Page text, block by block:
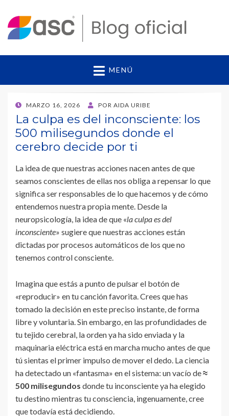
ASC – BLOG OFICIAL
Conoce cómo la Metodología ASC utiliza la
neuropsicología aplicada a la educación para
beneficios y cómo aplicarla.
MENÚ
PUBLICADO
EL
MARZO 16, 2026 POR AIDA URIBE
La culpa es del inconsciente: los
500 milisegundos donde el
cerebro decide por ti
La idea de que nuestras acciones nacen antes de que
seamos conscientes de ellas nos obliga a repensar lo que
significa ser responsables de lo que hacemos y de cómo
entendemos nuestra propia mente. Desde la
neuropsicología, la idea de que «la culpa es del
inconsciente» sugiere que nuestras acciones están
dictadas por procesos automáticos de los que no
tenemos control consciente.
Imagina que estás a punto de pulsar el botón de
«reproducir» en tu canción favorita. Crees que has
tomado la decisión en este preciso instante, de forma
libre y voluntaria. Sin embargo, en las profundidades de
tu tejido cerebral, la orden ya ha sido enviada y la
maquinaria eléctrica está en marcha mucho antes de que
tú sientas el primer impulso de mover el dedo. La ciencia
ha detectado un «fantasma» en el sistema: un vacío de≈
500 milisegundos donde tu inconsciente ya ha elegido
tu destino mientras tu consciencia, ingenuamente, cree
que todavía está decidiendo.